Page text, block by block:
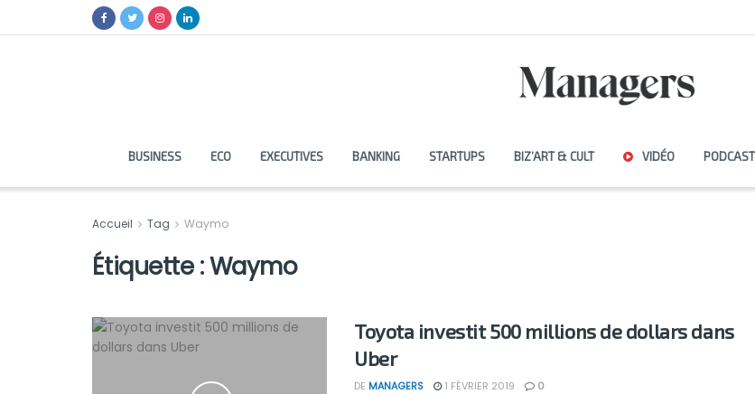
BUSINESS ECO EXECUTIVES BANKING STARTUPS BIZ’ART & CULT VIDÉO PODCAST
Accueil Tag Waymo
Étiquette :Waymo
Toyota investit 500 millions de dollars dans
Uber
DE MANAGERS 1 FÉVRIER 2019 0